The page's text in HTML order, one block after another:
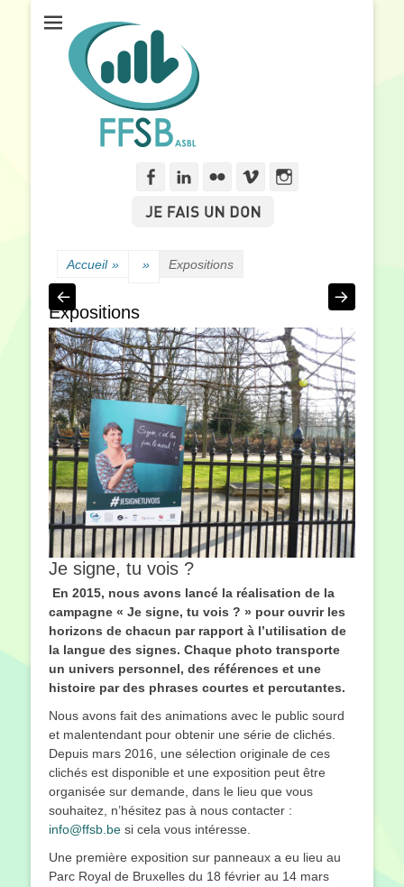
Fédération Francophone des Sourds de Belgique
FacebookLinkedln
Flickr Vimeo
Accueil » » Expositions
Expositions
Je signe, tu vois ?
En 2015, nous avons lancé la réalisation de la
campagne « Je signe, tu vois ? » pour ouvrir les
horizons de chacun par rapport à l’utilisation de
la langue des signes. Chaque photo transporte
un univers personnel, des références et une
histoire par des phrases courtes et percutantes.
Nous avons fait des animations avec le public sourd
et malentendant pour obtenir une série de clichés.
Depuis mars 2016, une sélection originale de ces
clichés est disponible et une exposition peut être
organisée sur demande, dans le lieu que vous
souhaitez, n’hésitez pas à nous contacter :
info@ffsb.be si cela vous intéresse.
Une première exposition sur panneaux a eu lieu au
Parc Royal de Bruxelles du 18 février au 14 mars